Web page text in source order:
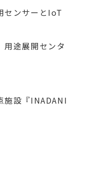
センサーとIoT
途展開センタ
施設『INADANI